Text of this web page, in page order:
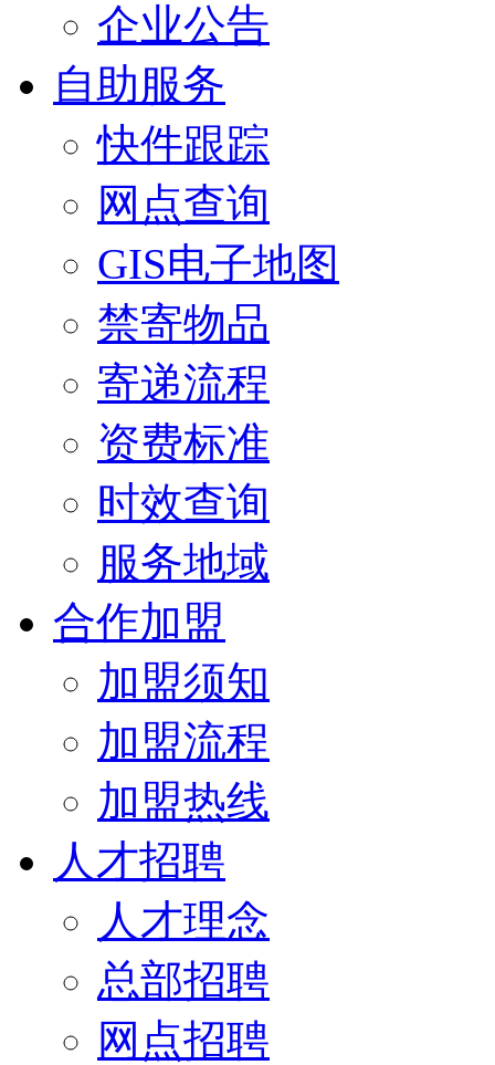
企业公告
自助服务
快件跟踪
网点查询
GIS电子地图
禁寄物品
寄递流程
资费标准
时效查询
服务地域
合作加盟
加盟须知
加盟流程
加盟热线
人才招聘
人才理念
总部招聘
网点招聘